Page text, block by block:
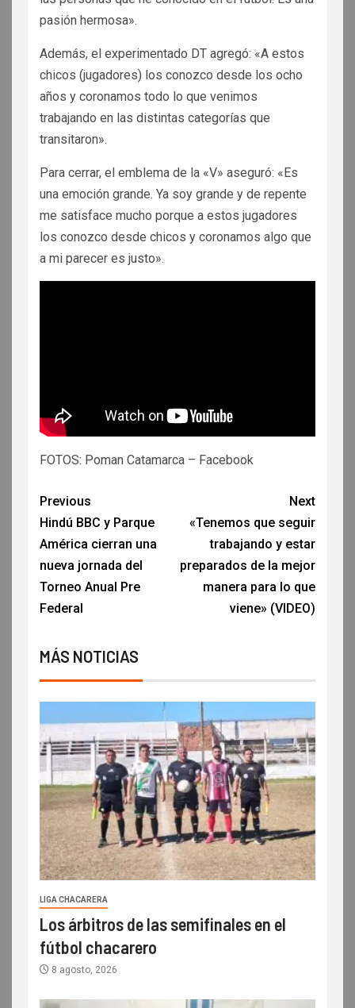
pasión hermosa».
Además, el experimentado DT agregó: «A estos
chicos (jugadores) los conozco desde los ocho
años y coronamos todo lo que venimos
trabajando en las distintas categorías que
transitaron».
Para cerrar, el emblema de la «V» aseguró: «Es
una emoción grande. Ya soy grande y de repente
me satisface mucho porque a estos jugadores
los conozco desde chicos y coronamos algo que
a mi parecer es justo».
FOTOS: Poman Catamarca – Facebook
Previous
Hindú BBC y Parque
América cierran una
nueva jornada del
Torneo Anual Pre
Federal
Next
«Tenemos que seguir
trabajando y estar
preparados de la mejor
manera para lo que
viene» (VIDEO)
MÁS NOTICIAS
LIGA CHACARERA
Los árbitros de las semifinales en el
fútbol chacarero
8 agosto, 2026